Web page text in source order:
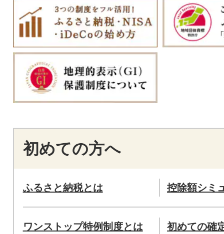
初めての方へ
ふるさと納税とは 控除額シミ
ワンストップ特例制度とは 初めての確